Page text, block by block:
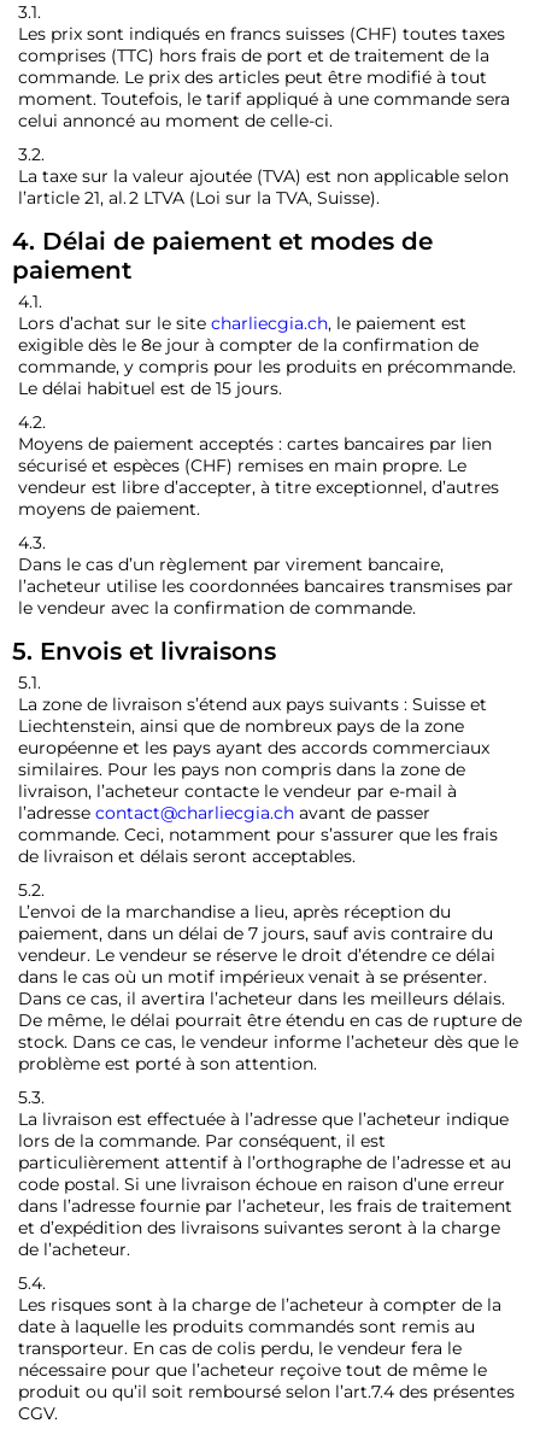
3.1.
Les prix sont indiqués en francs suisses (CHF) toutes taxes
comprises (TTC) hors frais de port et de traitement de la
commande. Le prix des articles peut être modifié à tout
moment. Toutefois, le tarif appliqué à une commande sera
celui annoncé au moment de celle-ci.
3.2.
La taxe sur la valeur ajoutée (TVA) est non applicable selon
l’article 21, al. 2 LTVA (Loi sur la TVA, Suisse).
4. Délai de paiement et modes de
paiement
4.1.
Lors d’achat sur le site charliecgia.ch, le paiement est
exigible dès le 8e jour à compter de la confirmation de
commande, y compris pour les produits en précommande.
Le délai habituel est de 15 jours.
4.2.
Moyens de paiement acceptés : cartes bancaires par lien
sécurisé et espèces (CHF) remises en main propre. Le
vendeur est libre d’accepter, à titre exceptionnel, d’autres
moyens de paiement.
4.3.
Dans le cas d’un règlement par virement bancaire,
l’acheteur utilise les coordonnées bancaires transmises par
le vendeur avec la confirmation de commande.
5. Envois et livraisons
5.1.
La zone de livraison s’étend aux pays suivants : Suisse et
Liechtenstein, ainsi que de nombreux pays de la zone
européenne et les pays ayant des accords commerciaux
similaires. Pour les pays non compris dans la zone de
livraison, l’acheteur contacte le vendeur par e-mail à
l’adresse contact@charliecgia.ch avant de passer
commande. Ceci, notamment pour s’assurer que les frais
de livraison et délais seront acceptables.
5.2.
L’envoi de la marchandise a lieu, après réception du
paiement, dans un délai de 7 jours, sauf avis contraire du
vendeur. Le vendeur se réserve le droit d’étendre ce délai
dans le cas où un motif impérieux venait à se présenter.
Dans ce cas, il avertira l’acheteur dans les meilleurs délais.
De même, le délai pourrait être étendu en cas de rupture de
stock. Dans ce cas, le vendeur informe l’acheteur dès que le
problème est porté à son attention.
5.3.
La livraison est effectuée à l’adresse que l’acheteur indique
lors de la commande. Par conséquent, il est
particulièrement attentif à l’orthographe de l’adresse et au
code postal. Si une livraison échoue en raison d’une erreur
dans l’adresse fournie par l’acheteur, les frais de traitement
et d’expédition des livraisons suivantes seront à la charge
de l’acheteur.
5.4.
Les risques sont à la charge de l’acheteur à compter de la
date à laquelle les produits commandés sont remis au
transporteur. En cas de colis perdu, le vendeur fera le
nécessaire pour que l’acheteur reçoive tout de même le
produit ou qu’il soit remboursé selon l’art.7.4 des présentes
CGV.